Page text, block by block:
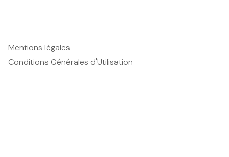
Mentions légales
Conditions Générales d'Utilisation